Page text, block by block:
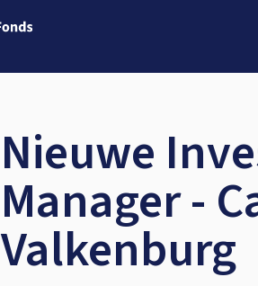
Nieuwe
Manager -
Valkenburg